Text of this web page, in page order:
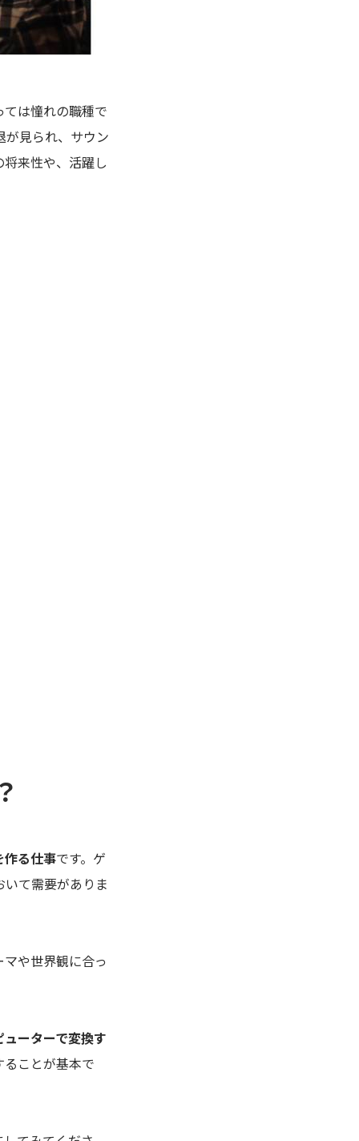
は憧れの職種で
が見られ、サウン
来性や、活躍し
作る仕事です。ゲ
て需要がありま
や世界観に合っ
ーターで変換す
ることが基本で